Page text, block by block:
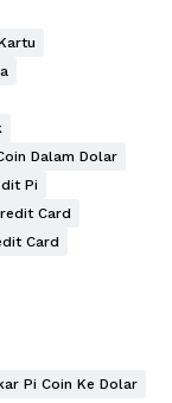
Dalam Dolar
Pi
Card
Card
Pi Coin Ke Dolar